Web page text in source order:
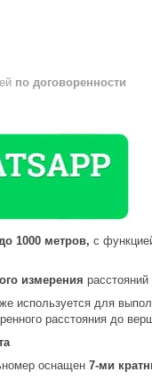
по договоренности
1000 метров, с
измерения
используется для
расстояния до
оснащен 7-ми